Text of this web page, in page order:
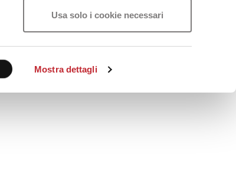
Mostra dettagli
Usa solo i cookie necessari